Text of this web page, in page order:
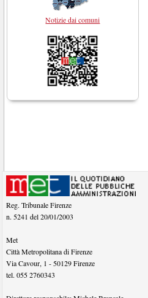
Notizie dai comuni
Reg. Tribunale Firenze
n. 5241 del 20/01/2003
Met
Città Metropolitana di Firenze
Via Cavour, 1 - 50129 Firenze
tel.055 2760343